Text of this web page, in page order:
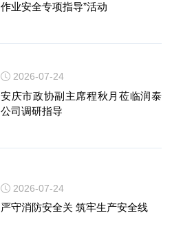
作业安全专项指导”活动
2026-07-24
安庆市政协副主席程秋月莅临润泰
公司调研指导
2026-07-24
严守消防安全关 筑牢生产安全线